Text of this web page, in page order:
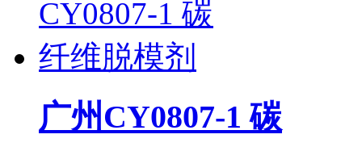
广州CY0807-1 碳